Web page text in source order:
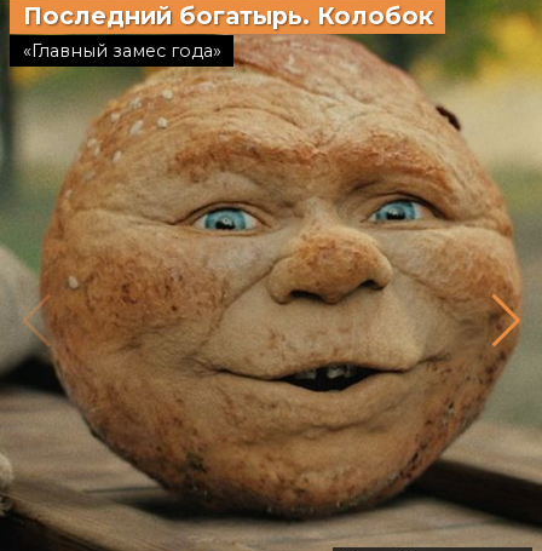
Последний богатырь. Колобок
«Главный замес года»
Смешарики
«Дети здесь не